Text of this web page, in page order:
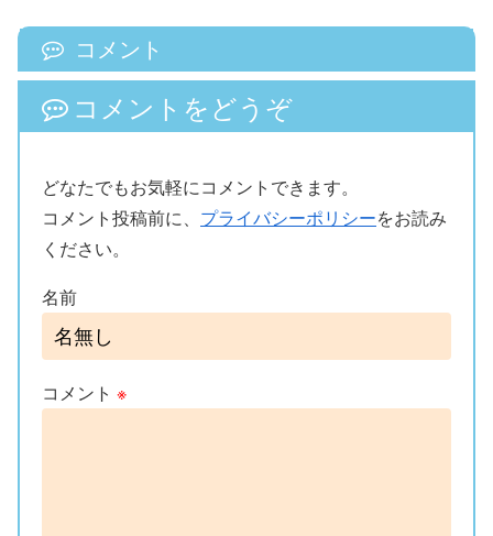
コメント
コメントをどうぞ
どなたでもお気軽にコメントできます。
コメント投稿前に、 プライバシーポリシーをお読み
ください。
名前
コメント ※